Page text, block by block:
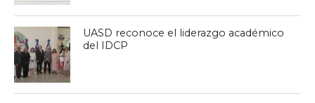
UASD reconoce el liderazgo académico
del IDCP